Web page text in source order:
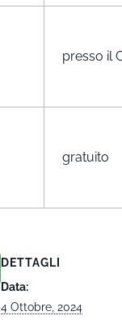
presso il
gratuito
DETTAGLI
Data:
4 Ottobre, 2024